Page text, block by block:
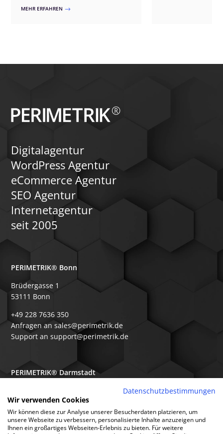
Checkliste zeigt Ihnen typische
MEHR ERFAHREN $
Sie, dass dieser
Digitalagentur
WordPress Agentur
eCommerce Agentur
SEO Agentur
Internetagentur
seit 2005
PERIMETRIK® Bonn
Brüdergasse 1
53111 Bonn
+49 228 7636 350
Anfragen an sales@perimetrik.de
Support an support@perimetrik.de
PERIMETRIK® Darmstadt
64367 Mühltal
+49 6151 3944 80
Anfragen an sales@perimetrik.de
Datenschutzbestimmungen
Wir verwenden Cookies
Wir können diese zur Analyse unserer Besucherdaten platzieren, um
unsere Webseite zu verbessern, personalisierte Inhalte anzuzeigen und
Ihnen ein großartiges Webseiten-Erlebnis zu bieten. Für weitere